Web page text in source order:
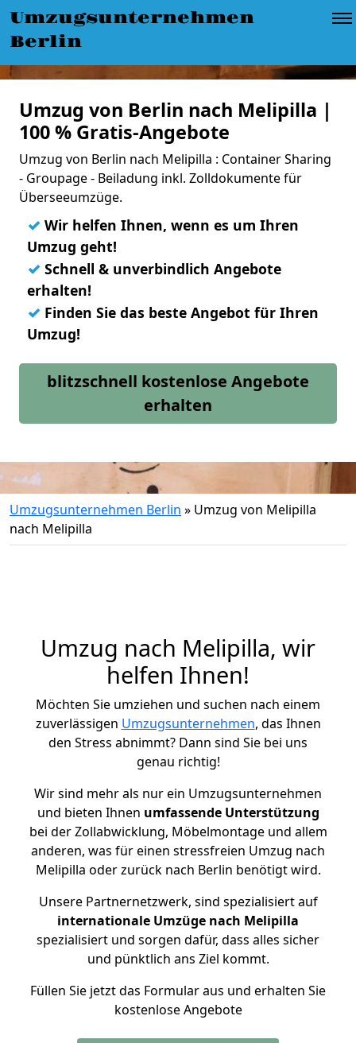
Umzugsunternehmen
Berlin
Umzug von Berlin nach Melipilla |
100 % Gratis-Angebote
Umzug von Berlin nach Melipilla : Container Sharing
- Groupage - Beiladung inkl. Zolldokumente für
Überseeumzüge.
✓ Wir helfen Ihnen, wenn es um Ihren
Umzug geht!
✓ Schnell & unverbindlich Angebote
erhalten!
✓ Finden Sie das beste Angebot für Ihren
Umzug!
blitzschnell kostenlose Angebote
erhalten
Umzugsunternehmen Berlin » Umzug von Melipilla
nach Melipilla
Umzug nach Melipilla, wir
helfen Ihnen!
Möchten Sie umziehen und suchen nach einem
zuverlässigen Umzugsunternehmen, das Ihnen
den Stress abnimmt? Dann sind Sie bei uns
genau richtig!
Wir sind mehr als nur ein Umzugsunternehmen
und bieten Ihnen umfassende Unterstützung
bei der Zollabwicklung, Möbelmontage und allem
anderen, was für einen stressfreien Umzug nach
Melipilla oder zurück nach Berlin benötigt wird.
Unsere Partnernetzwerk, sind spezialisiert auf
internationale Umzüge nach Melipilla
spezialisiert und sorgen dafür, dass alles sicher
und pünktlich ans Ziel kommt.
Füllen Sie jetzt das Formular aus und erhalten Sie
kostenlose Angebote